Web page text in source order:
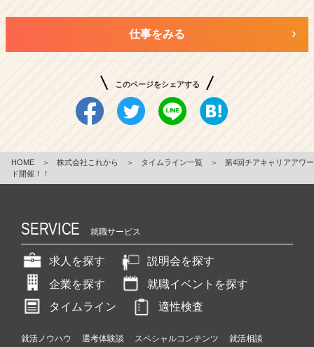
仕事をみる
このページをシェアする
HOME ＞ 株式会社これから ＞ タイムライン一覧 ＞
第4回チアキャリアアワー
ド開催！！
SERVICE 就職サービス
求人を探す
説明会を探す
企業を探す
就職イベントを探す
タイムライン
適性検査
就活ノウハウ 選考体験談 スペシャルコンテンツ
就活相談